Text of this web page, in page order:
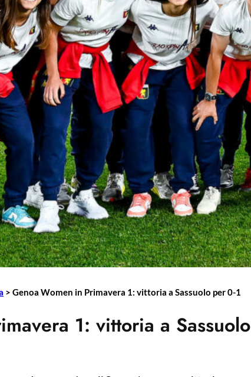
> Genoa Women in Primavera 1: vittoria a Sassuolo per 0-1
1: vittoria a Sassuolo